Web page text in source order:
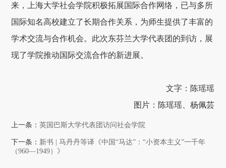
来，上海大学社会学院积极拓展国际合作网络，已与多所
国际知名高校建立了长期合作关系，为师生提供了丰富的
学术交流与合作机会。此次东芬兰大学代表团的到访，展
现了学院推动国际交流合作的新进展。
文字：陈瑶瑶
图片：陈瑶瑶、杨佩芸
上一条：英国巴斯大学代表团访问社会学院
下一条： 新书 | 马丹丹等译《中国“马达”：“小资本主义”一千年
（960—1949）》